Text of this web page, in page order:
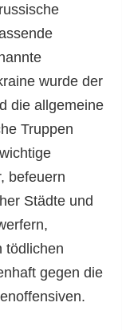
wurde der
die allgemeine
Truppen
befeuern
Städte und
tödlichen
gegen die